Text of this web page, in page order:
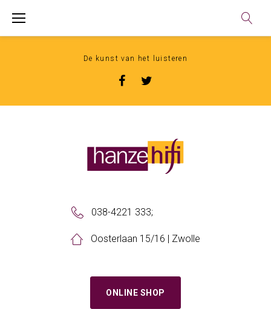
De kunst van het luisteren
038-4221 333;
Oosterlaan 15/16 | Zwolle
ONLINE SHOP